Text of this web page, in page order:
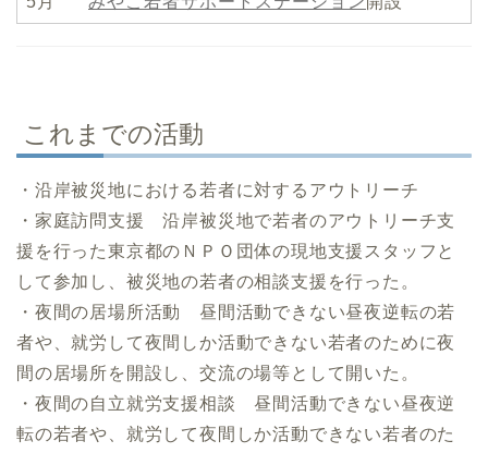
これまでの活動
・沿岸被災地における若者に対するアウトリーチ
・家庭訪問支援 沿岸被災地で若者のアウトリーチ支
援を行った東京都のＮＰＯ団体の現地支援スタッフと
して参加し、被災地の若者の相談支援を行った。
・夜間の居場所活動 昼間活動できない昼夜逆転の若
者や、就労して夜間しか活動できない若者のために夜
間の居場所を開設し、交流の場等として開いた。
・夜間の自立就労支援相談 昼間活動できない昼夜逆
転の若者や、就労して夜間しか活動できない若者のた